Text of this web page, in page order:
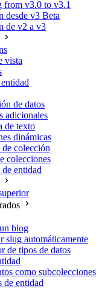
from v3.0 to v3.1
desde v3 Beta
de v2 a v3
vista
de datos
adicionales
de texto
dinámicas
colección
colecciones
entidad
blog
slug automáticamente
de tipos de datos
como subcolecciones
de entidad